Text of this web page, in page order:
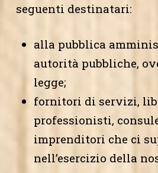
seguenti destinatari:
alla pubblica
autorità pubbliche,
legge;
fornitori di servizi,
professionisti,
imprenditori che ci
nell’esercizio della